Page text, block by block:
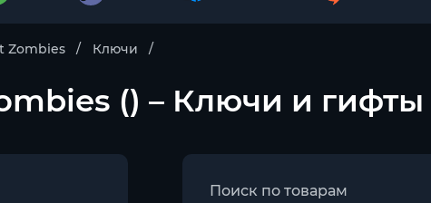
Zombies Ключи
() – Ключи и гифты